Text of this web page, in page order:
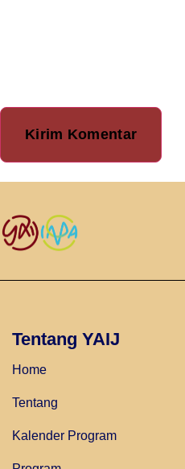
Tentang YAIJ
Home
Tentang
Kalender Program